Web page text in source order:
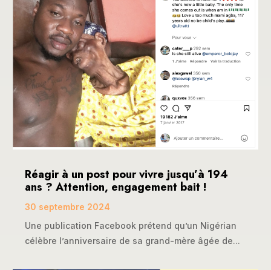
Réagir à un post pour vivre jusqu’à 194
ans ? Attention, engagement bait !
30 septembre 2024
Une publication Facebook prétend qu’un Nigérian
célèbre l’anniversaire de sa grand-mère âgée de...